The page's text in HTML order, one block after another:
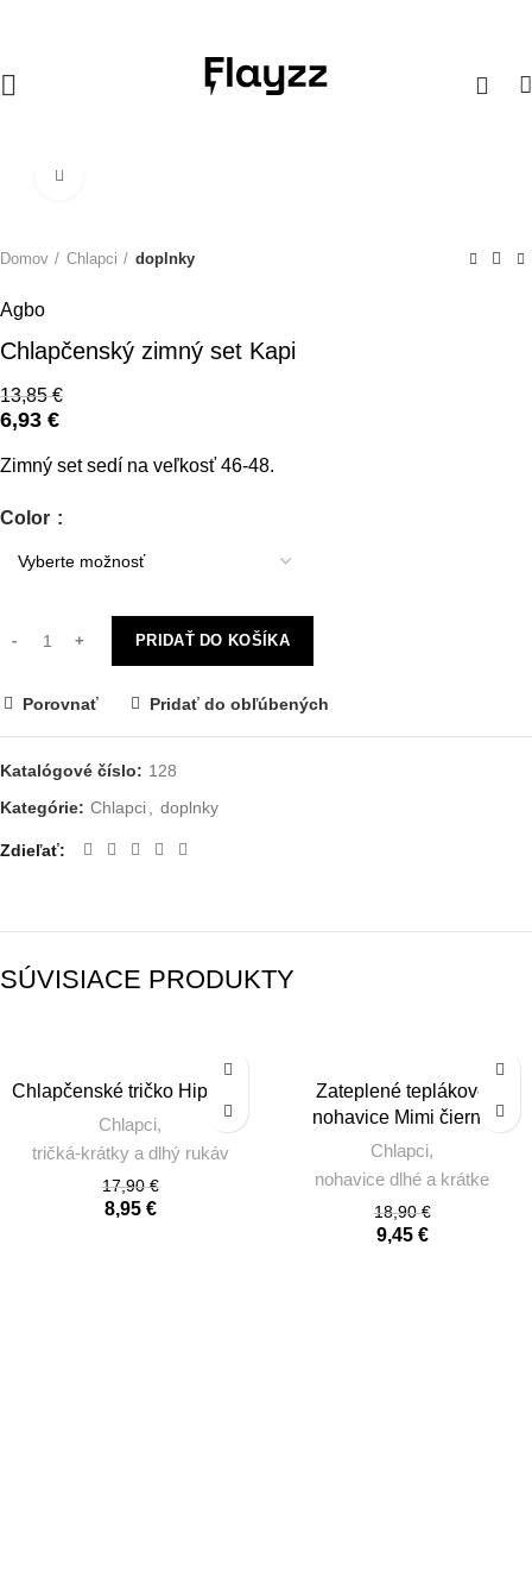
Domov Chlapci doplnky
Agbo
Chlapčenský zimný set Kapi
13,85€
6,93 €
Zimný set sedí na veľkosť 46-48.
Color
PRIDAŤ DO KOŠÍKA
Porovnať Pridať do obľúbených
Katalógové číslo: 128
Kategórie: Chlapci doplnky
Zdieľať
SÚVISIACE PRODUKTY
Chlapčenské tričko Hip Hop
Chlapci,
tričká-krátky a dlhý rukáv
17,90€
8,95 €
Zateplené teplákové
nohavice Mimi čierne
Chlapci,
nohavice dlhé a krátke
18,90€
9,45 €